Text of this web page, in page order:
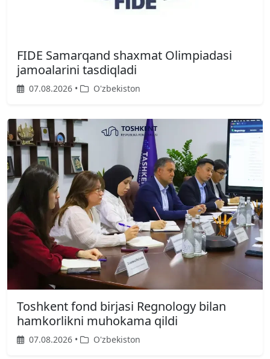
FIDE Samarqand shaxmat Olimpiadasi
jamoalarini tasdiqladi
07.08.2026 • O'zbekiston
Toshkent fond birjasi Regnology bilan
hamkorlikni muhokama qildi
07.08.2026 • O'zbekiston